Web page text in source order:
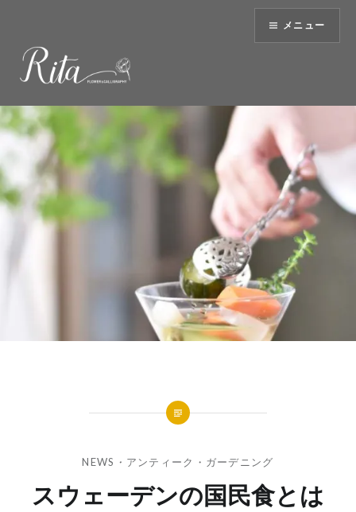
へ
ス
キ
ッ
プ
メニュー
NEWS ・ アンティーク・ガーデニング
スウェーデンの国民食とは